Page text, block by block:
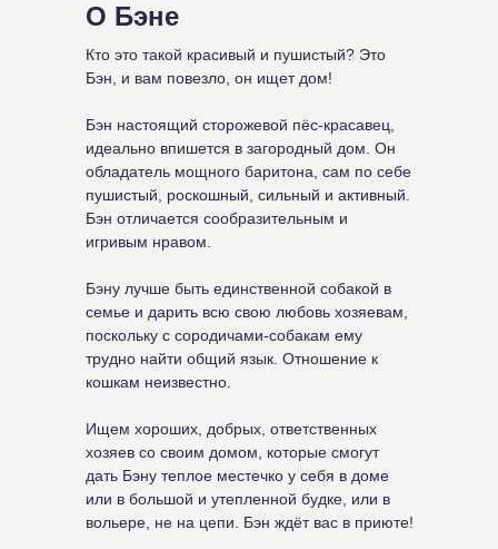
Кто это такой красивый и пушистый? Это
Бэн, и вам повезло, он ищет дом!
Бэн настоящий сторожевой пёс-красавец,
идеально впишется в загородный дом. Он
обладатель мощного баритона, сам по себе
пушистый, роскошный, сильный и активный.
Бэн отличается сообразительным и
игривым нравом.
Бэну лучше быть единственной собакой в
семье и дарить всю свою любовь хозяевам,
поскольку с сородичами-собакам ему
трудно найти общий язык. Отношение к
кошкам неизвестно.
Ищем хороших, добрых, ответственных
хозяев со своим домом, которые смогут
дать Бэну теплое местечко у себя в доме
или в большой и утепленной будке, или в
вольере, не на цепи. Бэн ждёт вас в приюте!
О Бэне